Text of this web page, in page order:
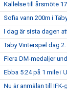
Kallelse till årsmöte
Sofia vann 200m i
I dag är sista dagen
Täby Vinterspel dag
Flera DM-medaljer
Ebba 5:24 på 1 mile i
Nu är anmälan till